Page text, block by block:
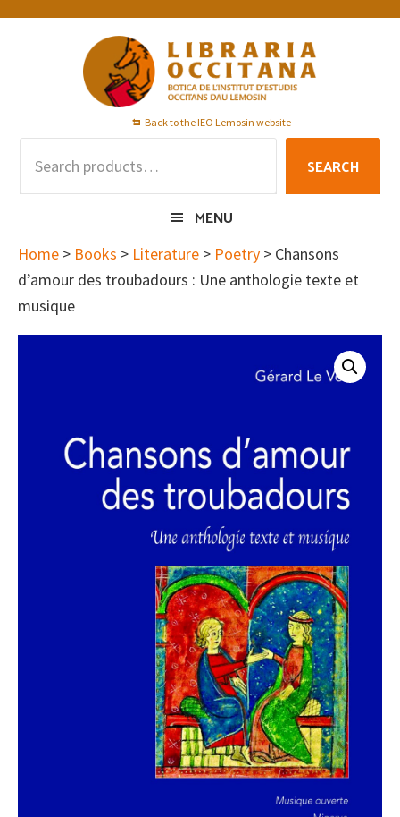
Skip
Skip
Skip
Back to the IEO Lemosin website
SEARCH
MENU
Home > Books > Literature > Poetry > Chansons
d’amour des troubadours : Une anthologie texte et
musique